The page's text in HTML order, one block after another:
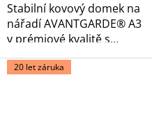
Stabilní kovový domek na
nářadí AVANTGARDE® A3
v prémiové kvalitě s
pultovou...
20 let záruka